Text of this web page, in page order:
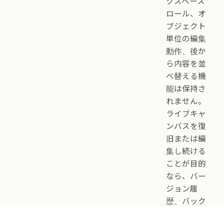
ロール、オ
ブジェクト
単位の編集
動作、後か
ら内容を並
べ替える機
能は保持さ
れません。
ライブキャ
ンバスを復
旧または編
集し続ける
ことが目的
なら、バー
ジョン履
歴、バック